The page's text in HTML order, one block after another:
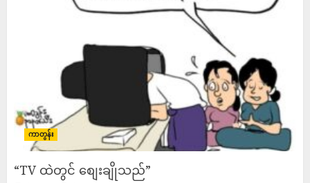
ကာတွန်း
“TV ထဲတွင် စျေးချိုသည်”